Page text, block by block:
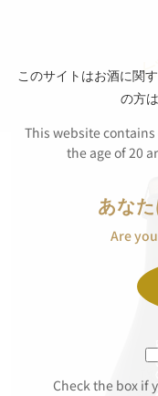
このサイトはお酒に関
の方
This website
the age of 20
あな
Are
Check the box if